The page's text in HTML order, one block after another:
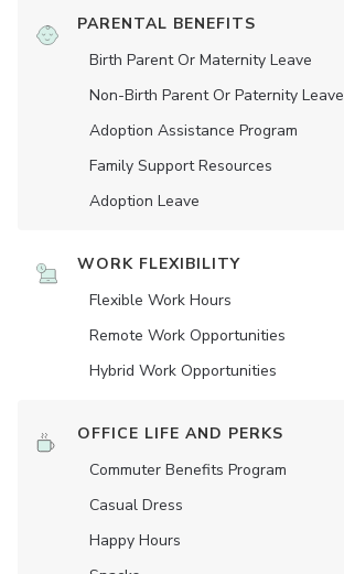
PARENTAL BENEFITS
Birth Parent Or Maternity Leave
Non-Birth Parent Or Paternity Leave
Adoption Assistance Program
Family Support Resources
Adoption Leave
WORK FLEXIBILITY
Flexible Work Hours
Remote Work Opportunities
Hybrid Work Opportunities
OFFICE LIFE AND PERKS
Commuter Benefits Program
Casual Dress
Happy Hours